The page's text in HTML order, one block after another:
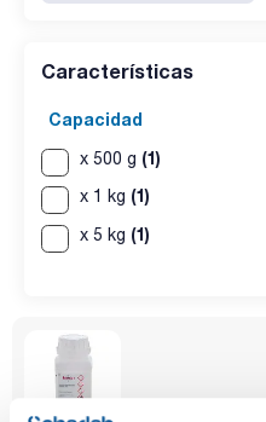
Características
Capacidad
x 500 g (1)
x 1 kg (1)
x 5 kg (1)